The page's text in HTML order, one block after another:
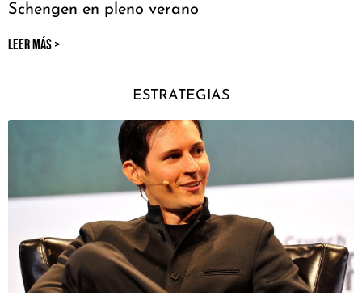
Schengen en pleno verano
LEER MÁS >
ESTRATEGIAS